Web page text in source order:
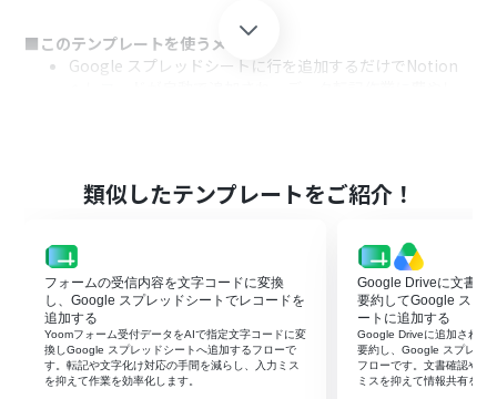
■このテンプレートを使うメリット
Google スプレッドシートに行を追加するだけでNotion
はじめに、Google スプレッドシートとNotionをYoomと
連携します。
次に、トリガーでGoogle スプレッドシートを選択し、
「行が追加されたら」というアクションを設定し、対象の
スプレッドシートとシートを指定します。
最後に、オペレーションでNotionを選択し、「レコード
を追加する」アクションを設定します。
類似したテンプレートをご紹介！
フォームの受信内容を文字コードに変換
し、Google スプレッドシートでレコードを
追加する
Yoomフォーム受付データをAIで指定文字コードに変
換しGoogle スプレッドシートへ追加するフローで
す。転記や文字化け対応の手間を減らし、入力ミス
を抑えて作業を効率化します。
Google Driveに文書が
要約してGoogle スプ
ートに追加する
Google Driveに追加された
要約し、Google スプレッ
フローです。文書確認や転
ミスを抑えて情報共有を早